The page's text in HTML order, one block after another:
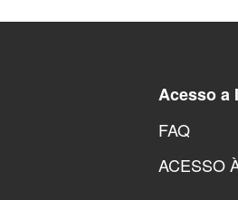
Acesso a
FAQ
ACESSO